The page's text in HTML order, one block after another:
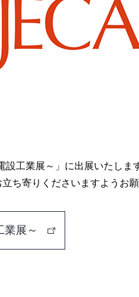
設工業展～」に出展いたしま
ち寄りくださいますようお願
業展～